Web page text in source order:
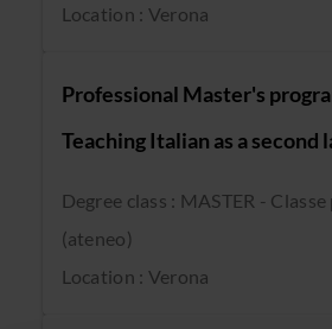
Location : Verona
Professional Master's
Teaching Italian as a second
Degree class : MASTER -
(ateneo)
Location : Verona